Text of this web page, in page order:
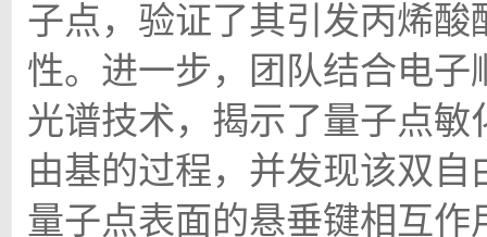
子点，验证了其引发丙烯
性。进一步，团队结合电
光谱技术，揭示了量子点
由基的过程，并发现该双
量子点表面的悬垂键相互